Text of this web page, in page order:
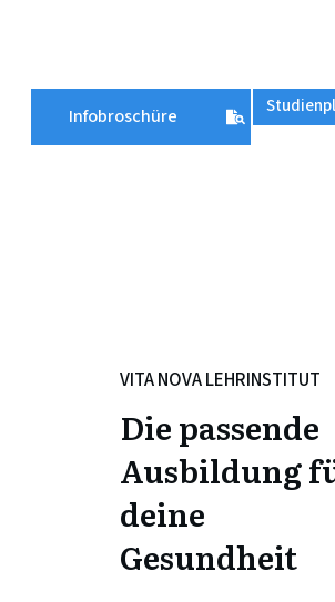
Infobroschüre
VITA NOVA LEHRINSTITUT
Die passende
Ausbildung
deine
Gesundheit